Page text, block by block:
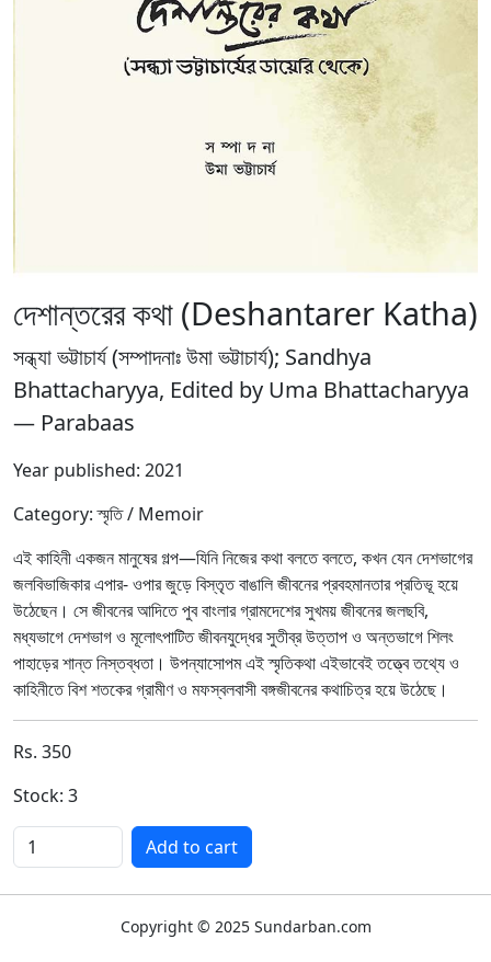
দেশান্তরের কথা (Deshantarer Katha)
সন্ধ্যা ভট্টাচার্য (সম্পাদনাঃ উমা ভট্টাচার্য); Sandhya
Bhattacharyya, Edited by Uma Bhattacharyya
— Parabaas
Year published: 2021
Category: স্মৃতি / Memoir
এই কাহিনী একজন মানুষের গল্প—যিনি নিজের কথা বলতে বলতে, কখন যেন দেশভাগের
জলবিভাজিকার এপার- ওপার জুড়ে বিস্তৃত বাঙালি জীবনের প্রবহমানতার প্রতিভূ হয়ে
উঠেছেন। সে জীবনের আদিতে পুব বাংলার গ্রামদেশের সুখময় জীবনের জলছবি,
মধ্যভাগে দেশভাগ ও মূলোৎপাটিত জীবনযুদ্ধের সুতীব্র উত্তাপ ও অন্তভাগে শিলং
পাহাড়ের শান্ত নিস্তব্ধতা। উপন্যাসোপম এই স্মৃতিকথা এইভাবেই তত্ত্বে তথ্যে ও
কাহিনীতে বিশ শতকের গ্রামীণ ও মফস্বলবাসী বঙ্গজীবনের কথাচিত্র হয়ে উঠেছে।
Rs. 350
Stock: 3
Quantity
Add to cart
Copyright © 2025 Sundarban.com